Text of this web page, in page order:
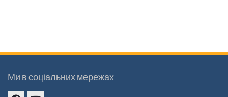
Ми в соціальних мережах